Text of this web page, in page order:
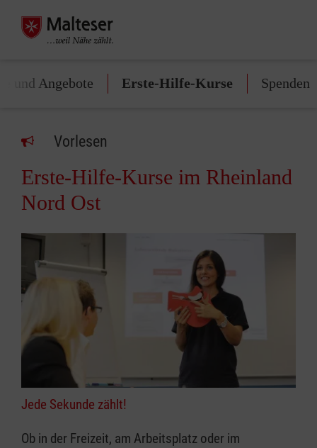
und Angebote Erste-Hilfe-Kurse Spenden
Vorlesen
Erste-Hilfe-Kurse im Rheinland
Nord Ost
Jede Sekunde zählt!
Ob in der Freizeit, am Arbeitsplatz oder im